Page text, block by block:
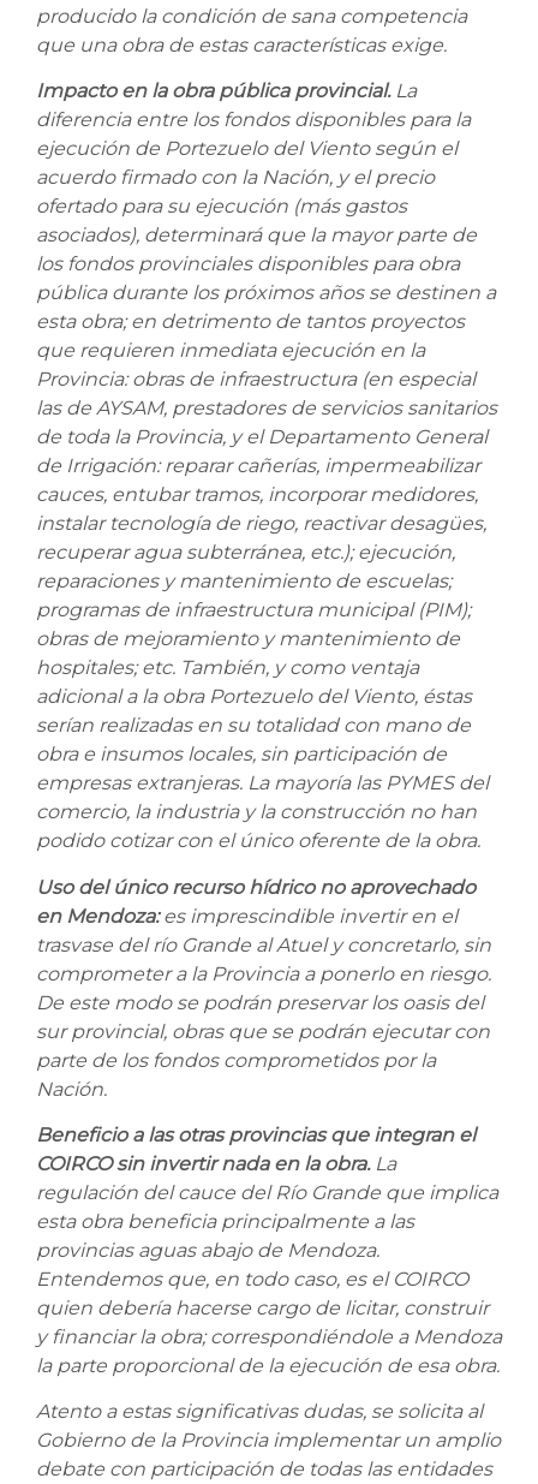
producido la condición de sana competencia
que una obra de estas características exige.
Impacto en la obra pública provincial. La
diferencia entre los fondos disponibles para la
ejecución de Portezuelo del Viento según el
acuerdo firmado con la Nación, y el precio
ofertado para su ejecución (más gastos
asociados), determinará que la mayor parte de
los fondos provinciales disponibles para obra
pública durante los próximos años se destinen a
esta obra; en detrimento de tantos proyectos
que requieren inmediata ejecución en la
Provincia: obras de infraestructura (en especial
las de AYSAM, prestadores de servicios sanitarios
de toda la Provincia, y el Departamento General
de Irrigación: reparar cañerías, impermeabilizar
cauces, entubar tramos, incorporar medidores,
instalar tecnología de riego, reactivar desagües,
recuperar agua subterránea, etc.); ejecución,
reparaciones y mantenimiento de escuelas;
programas de infraestructura municipal (PIM);
obras de mejoramiento y mantenimiento de
hospitales; etc. También, y como ventaja
adicional a la obra Portezuelo del Viento, éstas
serían realizadas en su totalidad con mano de
obra e insumos locales, sin participación de
empresas extranjeras. La mayoría las PYMES del
comercio, la industria y la construcción no han
podido cotizar con el único oferente de la obra.
Uso del único recurso hídrico no aprovechado
en Mendoza:es imprescindible invertir en el
trasvase del río Grande al Atuel y concretarlo, sin
comprometer a la Provincia a ponerlo en riesgo.
De este modo se podrán preservar los oasis del
sur provincial, obras que se podrán ejecutar con
parte de los fondos comprometidos por la
Nación.
Beneficio a las otras provincias que integran el
COIRCO sin invertir nada en la obra. La
regulación del cauce del Río Grande que implica
esta obra beneficia principalmente a las
provincias aguas abajo de Mendoza.
Entendemos que, en todo caso, es el COIRCO
quien debería hacerse cargo de licitar, construir
y financiar la obra; correspondiéndole a Mendoza
la parte proporcional de la ejecución de esa obra.
Atento a estas significativas dudas, se solicita al
Gobierno de la Provincia implementar un amplio
debate con participación de todas las entidades